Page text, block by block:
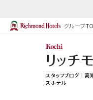
グループ
スタッフブログ｜高
スホテル